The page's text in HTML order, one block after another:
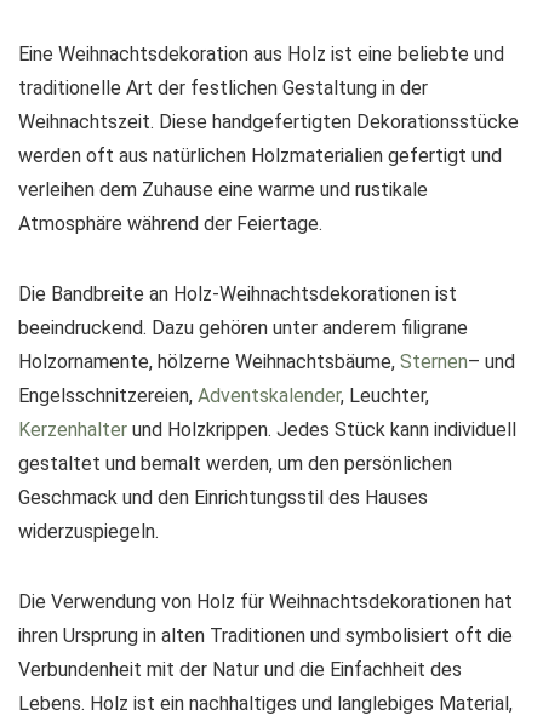
Eine Weihnachtsdekoration aus Holz ist eine beliebte und
traditionelle Art der festlichen Gestaltung in der
Weihnachtszeit. Diese handgefertigten Dekorationsstücke
werden oft aus natürlichen Holzmaterialien gefertigt und
verleihen dem Zuhause eine warme und rustikale
Atmosphäre während der Feiertage.
Die Bandbreite an Holz-Weihnachtsdekorationen ist
beeindruckend. Dazu gehören unter anderem filigrane
Holzornamente, hölzerne Weihnachtsbäume, Sternen– und
Engelsschnitzereien, Adventskalender, Leuchter,
Kerzenhalter und Holzkrippen. Jedes Stück kann individuell
gestaltet und bemalt werden, um den persönlichen
Geschmack und den Einrichtungsstil des Hauses
widerzuspiegeln.
Die Verwendung von Holz für Weihnachtsdekorationen hat
ihren Ursprung in alten Traditionen und symbolisiert oft die
Verbundenheit mit der Natur und die Einfachheit des
Lebens. Holz ist ein nachhaltiges und langlebiges Material,